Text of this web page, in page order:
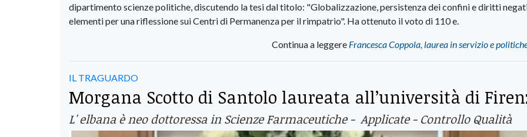
dipartimento scienze politiche, discutendo la tesi dal titolo: "Globalizzazione, persistenza dei confini e diritti
elementi per una riflessione sui Centri di Permanenza per il rimpatrio". Ha ottenuto il voto di 110 e.
Continua a leggere Francesca Coppola, laurea in servizio e
IL TRAGUARDO
Morgana Scotto di Santolo laureata all’università di
L' elbana è neo dottoressa in Scienze Farmaceutiche - Applicate - Controllo Qualità